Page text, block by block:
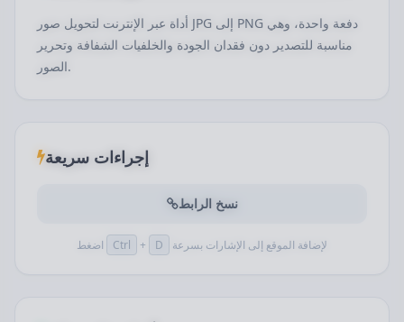
أداة عبر الإنترنت لتحويل صور JPG إلى PNG دفعة واحدة، وهي
مناسبة للتصدير دون فقدان الجودة والخلفيات الشفافة وتحرير
الصور.
إجراءات سريعة
نسخ الرابط
Ctrl + D لإضافة الموقع إلى الإشارات بسرعة